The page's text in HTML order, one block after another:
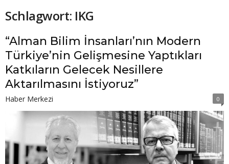
Schlagwort: IKG
“Alman Bilim İnsanları’nın Modern
Türkiye’nin Gelişmesine Yaptıkları
Katkıların Gelecek Nesillere
Aktarılmasını İstiyoruz”
Haber Merkezi 0